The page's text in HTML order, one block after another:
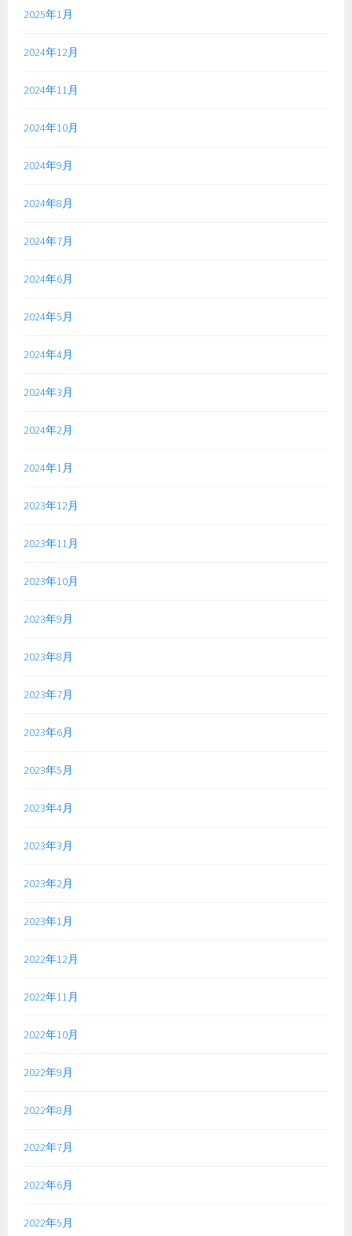
2025年1月
2024年12月
2024年11月
2024年10月
2024年9月
2024年8月
2024年7月
2024年6月
2024年5月
2024年4月
2024年3月
2024年2月
2024年1月
2023年12月
2023年11月
2023年10月
2023年9月
2023年8月
2023年7月
2023年6月
2023年5月
2023年4月
2023年3月
2023年2月
2023年1月
2022年12月
2022年11月
2022年10月
2022年9月
2022年8月
2022年7月
2022年6月
2022年5月